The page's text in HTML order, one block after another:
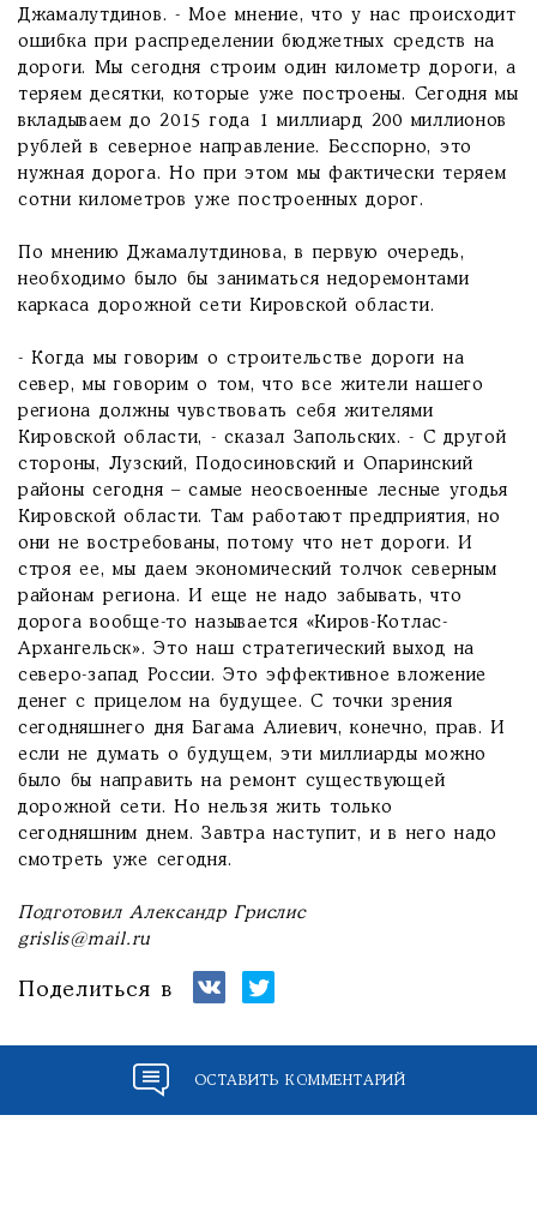
Джамалутдинов. - Мое мнение, что у нас происходит
ошибка при распределении бюджетных средств на
дороги. Мы сегодня строим один километр дороги, а
теряем десятки, которые уже построены. Сегодня мы
вкладываем до 2015 года 1 миллиард 200 миллионов
рублей в северное направление. Бесспорно, это
нужная дорога. Но при этом мы фактически теряем
сотни километров уже построенных дорог.
По мнению Джамалутдинова, в первую очередь,
необходимо было бы заниматься недоремонтами
каркаса дорожной сети Кировской области.
- Когда мы говорим о строительстве дороги на
север, мы говорим о том, что все жители нашего
региона должны чувствовать себя жителями
Кировской области, - сказал Запольских. - С другой
стороны, Лузский, Подосиновский и Опаринский
районы сегодня – самые неосвоенные лесные угодья
Кировской области. Там работают предприятия, но
они не востребованы, потому что нет дороги. И
строя ее, мы даем экономический толчок северным
районам региона. И еще не надо забывать, что
дорога вообще-то называется «Киров-Котлас-
Архангельск». Это наш стратегический выход на
северо-запад России. Это эффективное вложение
денег с прицелом на будущее. С точки зрения
сегодняшнего дня Багама Алиевич, конечно, прав. И
если не думать о будущем, эти миллиарды можно
было бы направить на ремонт существующей
дорожной сети. Но нельзя жить только
сегодняшним днем. Завтра наступит, и в него надо
смотреть уже сегодня.
Подготовил Александр Грислис
grislis@mail.ru
Поделиться в
ОСТАВИТЬ КОММЕНТАРИЙ